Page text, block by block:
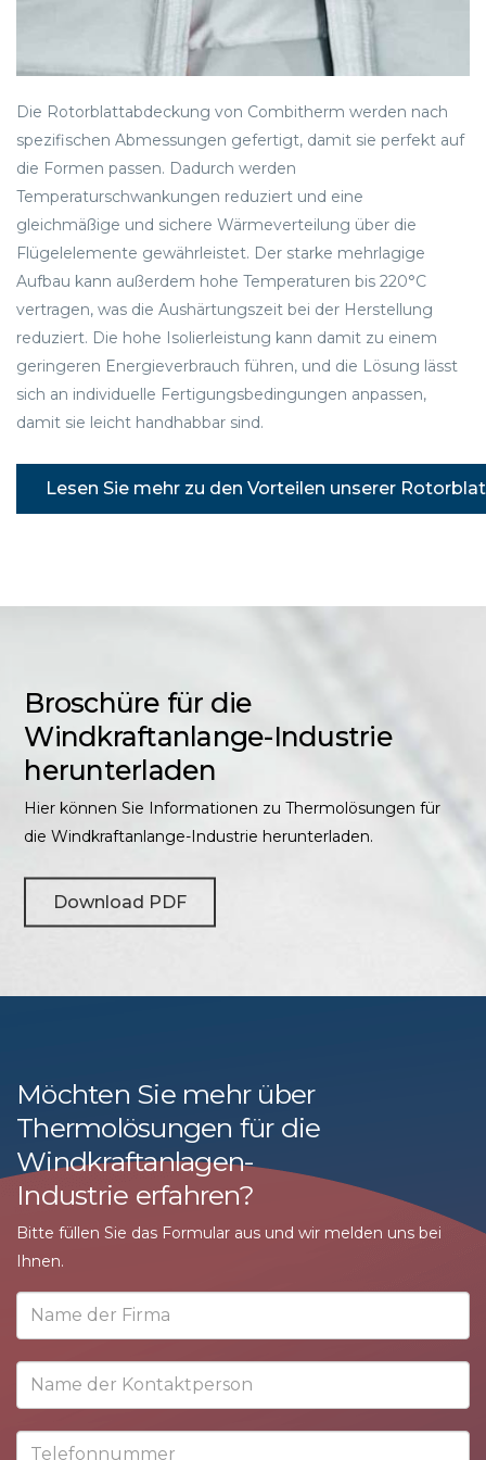
Die Rotorblattabdeckung von Combitherm werden nach
spezifischen Abmessungen gefertigt, damit sie perfekt auf
die Formen passen. Dadurch werden
Temperaturschwankungen reduziert und eine
gleichmäßige und sichere Wärmeverteilung über die
Flügelelemente gewährleistet. Der starke mehrlagige
Aufbau kann außerdem hohe Temperaturen bis 220°C
vertragen, was die Aushärtungszeit bei der Herstellung
reduziert. Die hohe Isolierleistung kann damit zu einem
geringeren Energieverbrauch führen, und die Lösung lässt
sich an individuelle Fertigungsbedingungen anpassen,
damit sie leicht handhabbar sind.
Lesen Sie mehr zu den Vorteilen unserer
Broschüre für die
Windkraftanlange-Industrie
herunterladen
Hier können Sie Informationen zu Thermolösungen für
die Windkraftanlange-Industrie herunterladen.
Download PDF
Möchten Sie mehr über
Thermolösungen für die
Windkraftanlagen-
Industrie erfahren?
Bitte füllen Sie das Formular aus und wir melden uns bei
Ihnen.
Name
der
Firma
Name
der
Kontaktperson
Telefonnummer